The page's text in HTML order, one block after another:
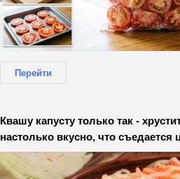
Перейти
Квашу капусту только так -
настолько вкусно, что